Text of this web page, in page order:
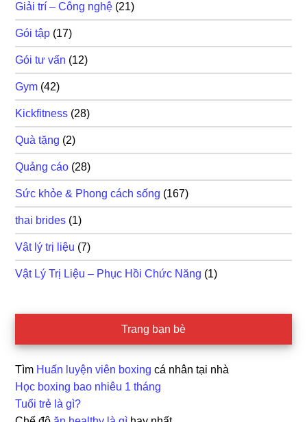
Giải trí – Công nghệ (21)
Gói tập (17)
Gói tư vấn (12)
Gym (42)
Kickfitness (28)
Quà tặng (2)
Quảng cáo (28)
Sức khỏe & Phong cách sống (167)
thai brides (1)
Vật lý trị liệu (7)
Vật Lý Trị Liệu – Phục Hồi Chức Năng (1)
Trang bạn bè
Tìm Huấn luyện viên boxing cá nhân tại nhà
Học boxing bao nhiêu 1 tháng
Tuổi trẻ là gì?